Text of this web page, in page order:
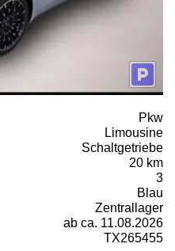
Pkw
Limousine
Schaltgetriebe
20 km
3
Blau
Zentrallager
ab ca. 11.08.2026
TX265455